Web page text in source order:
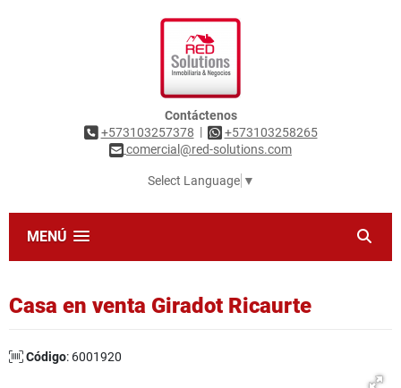
Contáctenos
+573103257378 |
+573103258265
comercial@red-solutions.com
Select Language ▼
MENÚ
Casa en venta Giradot Ricaurte
Código: 6001920